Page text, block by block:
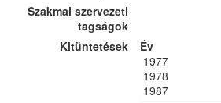
Szakmai szervezeti
tagságok
Kitüntetések
Év
1977
1978
1987